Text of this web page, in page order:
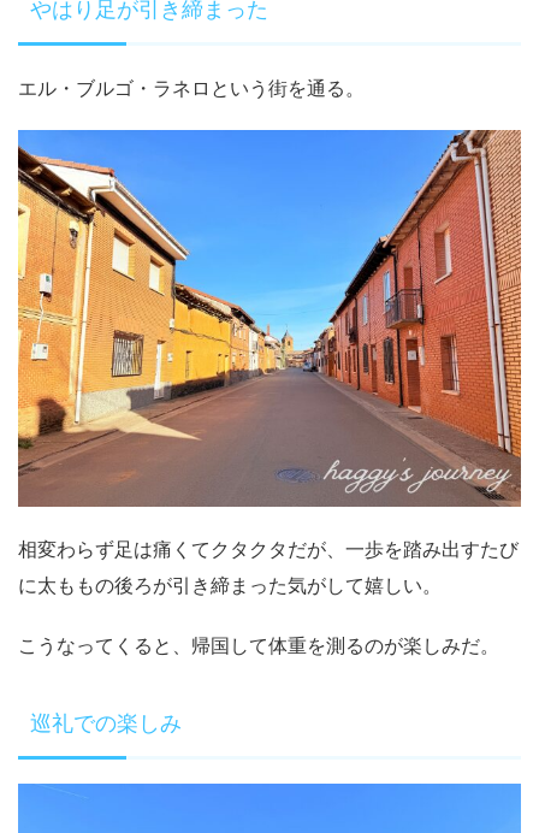
やはり足が引き締まった
エル・ブルゴ・ラネロという街を通る。
相変わらず足は痛くてクタクタだが、一歩を踏み出すたび
に太ももの後ろが引き締まった気がして嬉しい。
こうなってくると、帰国して体重を測るのが楽しみだ。
巡礼での楽しみ